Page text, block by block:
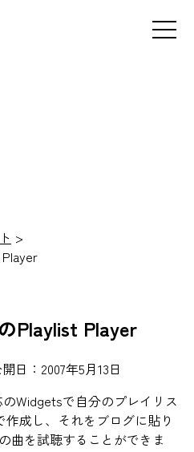
Playlist Player
日：2007年5月13日
Widgetsで自分のプレイリス
作成し、それをブログに貼り
曲を試聴することができま